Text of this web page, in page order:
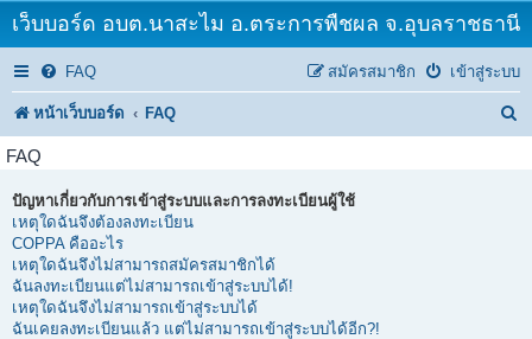
เว็บบอร์ด อบต.นาสะไม อ.ตระการพืชผล จ.อุบลราชธานี
FAQ เข้าสู่ระบบ
สมัครสมาชิก
หน้าเว็บบอร์ด FAQ
FAQ
ปัญหาเกี่ยวกับการเข้าสู่ระบบและการลงทะเบียนผู้ใช้
เหตุใดฉันจึงต้องลงทะเบียน
COPPA คืออะไร
เหตุใดฉันจึงไม่สามารถสมัครสมาชิกได้
ฉันลงทะเบียนแต่ไม่สามารถเข้าสู่ระบบได้!
เหตุใดฉันจึงไม่สามารถเข้าสู่ระบบได้
ฉันเคยลงทะเบียนแล้ว แต่ไม่สามารถเข้าสู่ระบบได้อีก?!